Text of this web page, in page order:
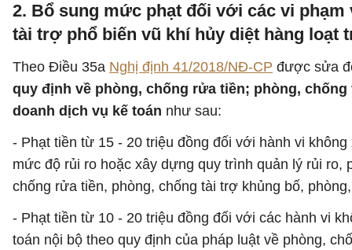
2. Bổ sung mức phạt đối với các vi
tài trợ phổ biến vũ khí hủy diệt hàng loạt
Theo Điều 35a Nghị định 41/2018/NĐ-CP được sửa
quy định về phòng, chống rửa tiền; phòng,
doanh dịch vụ kế toán như sau:
- Phạt tiền từ 15 - 20 triệu đồng đối với hành vi
mức độ rủi ro hoặc xây dựng quy trình quản lý rủi ro,
chống rửa tiền, phòng, chống tài trợ khủng bố,
- Phạt tiền từ 10 - 20 triệu đồng đối với các hành vi
toán nội bộ theo quy định của pháp luật về phòng,